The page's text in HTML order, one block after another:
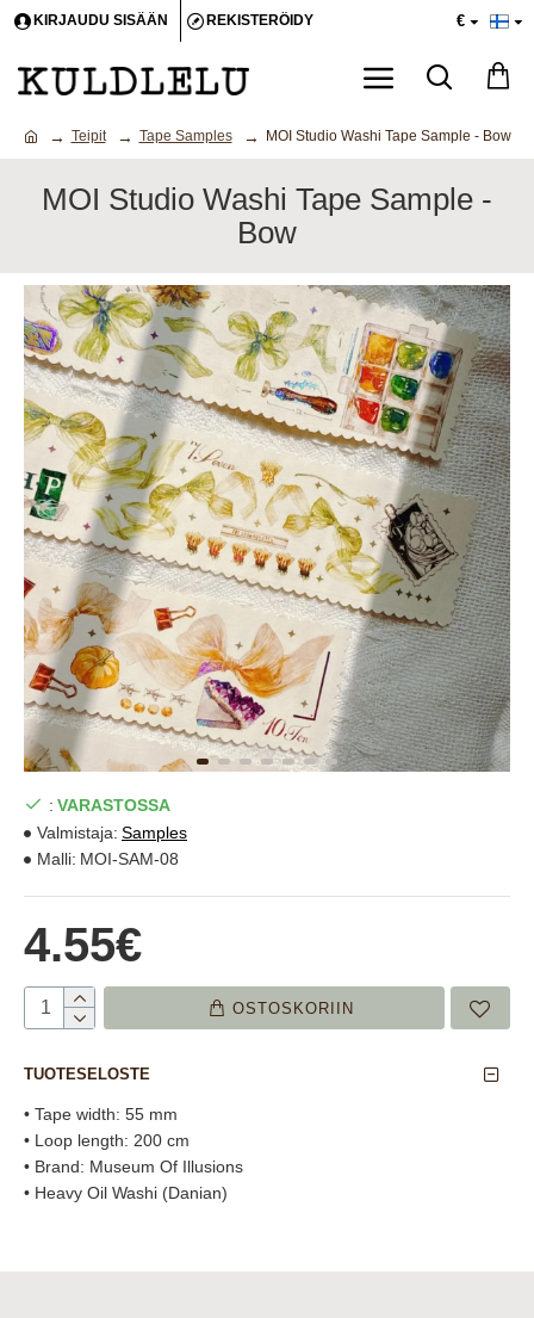
KIRJAUDU SISÄÄN REKISTERÖIDY €
Teipit Tape Samples MOI Studio Washi Tape Sample - Bow
MOI Studio Washi Tape Sample -
Bow
4.55€
: VARASTOSSA
Valmistaja: Samples
Malli: MOI-SAM-08
OSTOSKORIIN
TUOTESELOSTE
• Tape width: 55 mm
• Loop length: 200 cm
• Brand: Museum Of Illusions
• Heavy Oil Washi (Danian)